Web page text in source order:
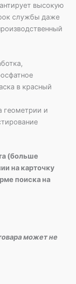
высокую
службы даже
в красный
геометрии и
(больше
на карточку
поиска на
может не